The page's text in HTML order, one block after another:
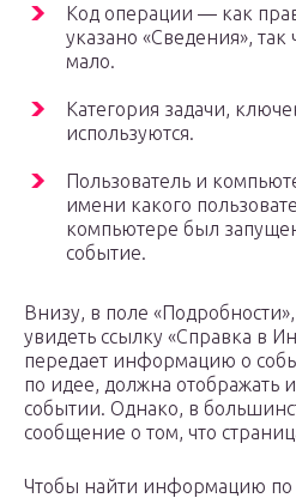
Код операции — как
указано «Сведения», так
мало.
Категория задачи,
используются.
Пользователь и
имени какого
компьютере был
событие.
Внизу, в поле
увидеть ссылку «Справка в
передает информацию о
по идее, должна
событии. Однако, в
сообщение о том, что
Чтобы найти информацию